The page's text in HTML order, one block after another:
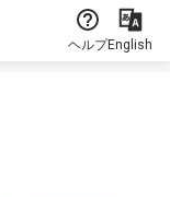
ヘルプEnglish